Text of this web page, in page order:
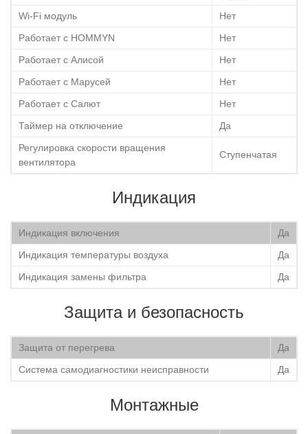
Wi-Fi модуль
Нет
Работает с HOMMYN
Нет
Работает с Алисой
Нет
Работает с Марусей
Нет
Работает с Салют
Нет
Таймер на отключение
Да
Регулировка скорости вращения
вентилятора
Ступенчатая
Индикация
Индикация включения
Да
Индикация температуры воздуха
Да
Индикация замены фильтра
Да
Защита и безопасность
Защита от перегрева
Да
Система самодиагностики неисправности
Да
Монтажные